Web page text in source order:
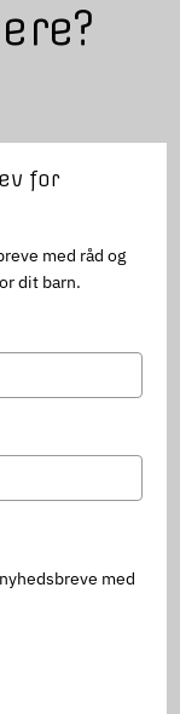
for
med råd og
dit barn.
med